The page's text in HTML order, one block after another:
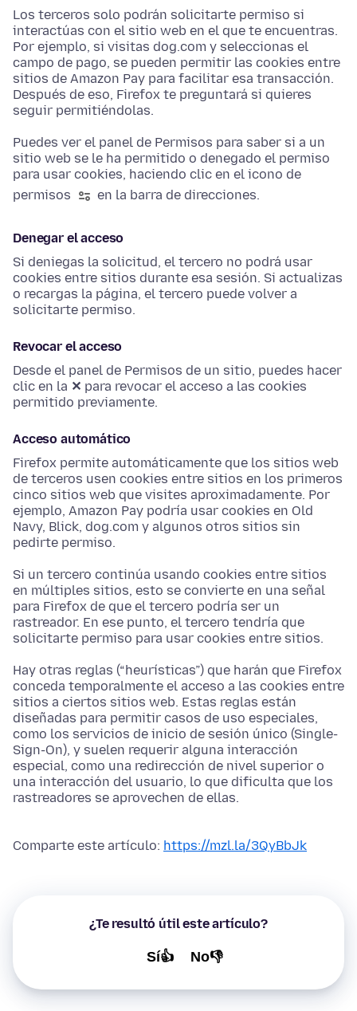
Los terceros solo podrán solicitarte permiso si
interactúas con el sitio web en el que te encuentras.
Por ejemplo, si visitas dog.com y seleccionas el
campo de pago, se pueden permitir las cookies entre
sitios de Amazon Pay para facilitar esa transacción.
Después de eso, Firefox te preguntará si quieres
seguir permitiéndolas.
Puedes ver el panel de Permisos para saber si a un
sitio web se le ha permitido o denegado el permiso
para usar cookies, haciendo clic en el icono de
permisos
en la barra de direcciones.
Denegar el acceso
Si deniegas la solicitud, el tercero no podrá usar
cookies entre sitios durante esa sesión. Si actualizas
o recargas la página, el tercero puede volver a
solicitarte permiso.
Revocar el acceso
Desde el panel de Permisos de un sitio, puedes hacer
clic en la ✕ para revocar el acceso a las cookies
permitido previamente.
Acceso automático
Firefox permite automáticamente que los sitios web
de terceros usen cookies entre sitios en los primeros
cinco sitios web que visites aproximadamente. Por
ejemplo, Amazon Pay podría usar cookies en Old
Navy, Blick, dog.com y algunos otros sitios sin
pedirte permiso.
Si un tercero continúa usando cookies entre sitios
en múltiples sitios, esto se convierte en una señal
para Firefox de que el tercero podría ser un
rastreador. En ese punto, el tercero tendría que
solicitarte permiso para usar cookies entre sitios.
Hay otras reglas (“heurísticas”) que harán que Firefox
conceda temporalmente el acceso a las cookies entre
sitios a ciertos sitios web. Estas reglas están
diseñadas para permitir casos de uso especiales,
como los servicios de inicio de sesión único (Single-
Sign-On), y suelen requerir alguna interacción
especial, como una redirección de nivel superior o
una interacción del usuario, lo que dificulta que los
rastreadores se aprovechen de ellas.
Comparte este artículo: https://mzl.la/3QyBbJk
¿Te resultó útil este artículo?
Sí👍 No👎